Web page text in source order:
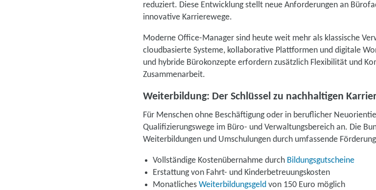
reduziert. Diese Entwicklung stellt neue Anforderungen an
innovative Karrierewege.
Moderne Office-Manager sind heute weit mehr als klassische
cloudbasierte Systeme, kollaborative Plattformen und digitale
und hybride Bürokonzepte erfordern zusätzlich Flexibilität und
Zusammenarbeit.
Weiterbildung: Der Schlüssel zu nachhaltigen
Für Menschen ohne Beschäftigung oder in beruflicher
Qualifizierungswege im Büro- und Verwaltungsbereich an. Die
Weiterbildungen und Umschulungen durch umfassende
Vollständige Kostenübernahme durch Bildungsgutscheine
Erstattung von Fahrt- und Kinderbetreuungskosten
Monatliches Weiterbildungsgeld von 150 Euro möglich